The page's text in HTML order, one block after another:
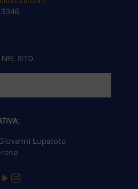
NEL SITO
Lupatoto